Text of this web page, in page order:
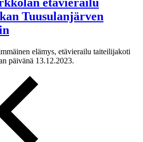
Tuusulanjärven
elämys, etävierailu taiteilijakoti
päivänä 13.12.2023.